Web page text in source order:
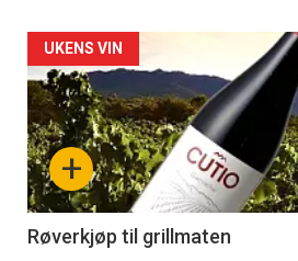
rett
2Artikler
detail
-
section
11
+
UKENS VIN
Røverkjøp til grillmaten